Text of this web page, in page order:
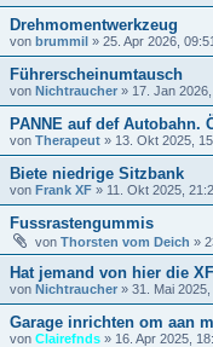
Drehmomentwerkzeug
von brummil » 25. Apr 2026, 09:51
Führerscheinumtausch
von Nichtraucher » 17. Jan
PANNE auf def Autobahn.
von Therapeut » 13. Okt 2025,
Biete niedrige Sitzbank
von Frank XF » 11. Okt 2025,
Fussrastengummis
von Thorsten vom Deich »
Hat jemand von hier die
von Nichtraucher » 31. Mai
Garage inrichten om aan
von Clairefnds » 16. Apr 2025,